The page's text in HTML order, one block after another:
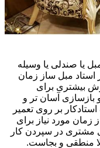
یا صندلی یا وسیله
استاد مبل ساز زمان
بیشتری برای
بازسازی آسان تر و
بر روی تعمیر
مورد نیاز برای
مشتری در سپردن کار
منطقی و بجاست.